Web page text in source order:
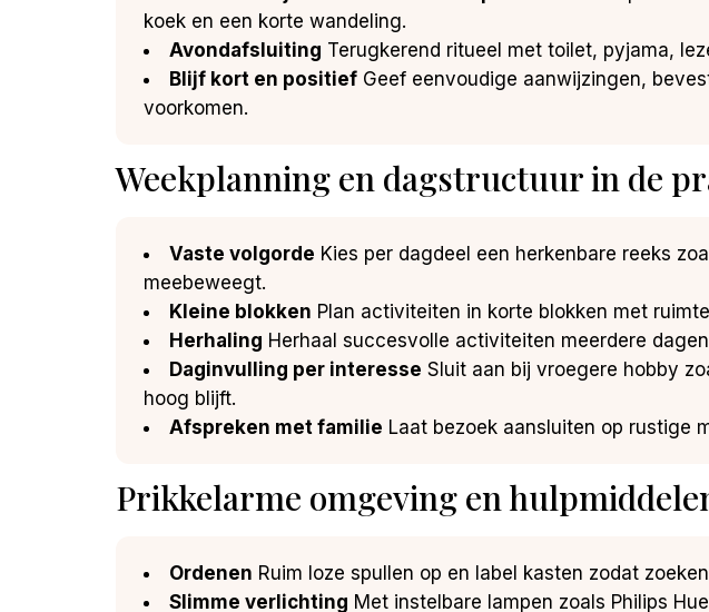
koek en een korte wandeling.
Avondafsluiting Terugkerend ritueel met toilet, pyjama,
Blijf kort en positief Geef eenvoudige aanwijzingen,
voorkomen.
Weekplanning en dagstructuur in de
Vaste volgorde Kies per dagdeel een herkenbare reeks
meebeweegt.
Kleine blokken Plan activiteiten in korte blokken met
Herhaling Herhaal succesvolle activiteiten meerdere
Daginvulling per interesse Sluit aan bij vroegere hobby
hoog blijft.
Afspreken met familie Laat bezoek aansluiten op rustige
Prikkelarme omgeving en
Ordenen Ruim loze spullen op en label kasten zodat
Slimme verlichting Met instelbare lampen zoals Philips